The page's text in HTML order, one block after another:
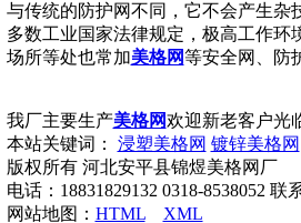
与传统的防护网不同，它不会产生杂
多数工业国家法律规定，极高工作
场所等处也常加美格网等安全网、防
我厂主要生产美格网欢迎新老客户光
本站关键词： 浸塑美格网 镀锌美格网
版权所有 河北安平县锦煜美格网厂
电话：18831829132 0318-8538052
网站地图： HTML XML